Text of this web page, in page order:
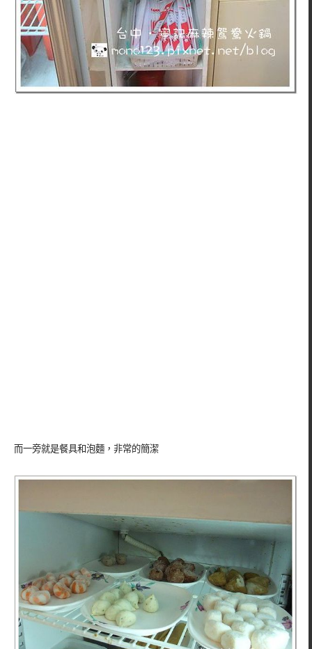
而一旁就是餐具和泡麵，非常的簡潔